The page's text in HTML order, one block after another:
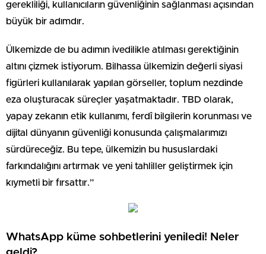
gerekliliği, kullanıcıların güvenliğinin sağlanması açısından
büyük bir adımdır.
Ülkemizde de bu adımın ivedilikle atılması gerektiğinin
altını çizmek istiyorum. Bilhassa ülkemizin değerli siyasi
figürleri kullanılarak yapılan görseller, toplum nezdinde
eza oluşturacak süreçler yaşatmaktadır. TBD olarak,
yapay zekanın etik kullanımı, ferdî bilgilerin korunması ve
dijital dünyanın güvenliği konusunda çalışmalarımızı
sürdüreceğiz. Bu tepe, ülkemizin bu hususlardaki
farkındalığını artırmak ve yeni tahliller geliştirmek için
kıymetli bir fırsattır.”
WhatsApp küme sohbetlerini yeniledi! Neler